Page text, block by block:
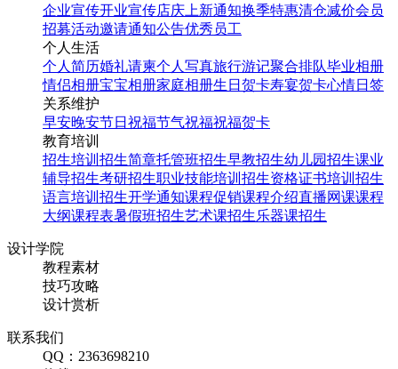
企业宣传开业宣传店庆 上新通知换季特惠清仓减价会员
招募活动邀请通知公告优秀员工
个人生活
个人简历婚礼请柬个人写真旅行游记聚合排队毕业相册
情侣相册宝宝相册家庭相册生日贺卡寿宴贺卡心情日签
关系维护
早安晚安节日祝福节气祝福祝福贺卡
教育培训
招生培训 招生简章托管班招生早教招生幼儿园招生课业
辅导招生考研招生职业技能培训招生资格证书培训招生
语言培训招生开学通知课程促销课程介绍直播网课课程
大纲课程表暑假班招生艺术课招生乐器课招生
设计学院
教程素材
技巧攻略
设计赏析
联系我们
QQ：2363698210